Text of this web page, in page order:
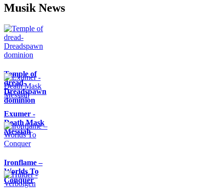
Musik News
Temple of
dread-
Dreadspawn
dominion
Exumer -
Death Mask
Messiah
Ironflame –
Worlds To
Conquer